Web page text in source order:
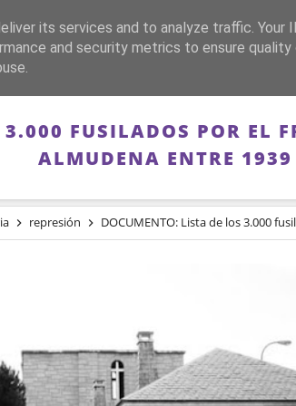
FRANQUISMO GUERRA DE
FUSILADOS POR EL
ALMUDENA ENTRE
represión DOCUMENTO: Lista de los 3.000 fusilados por el franquismo en el
its services and to analyze traffic. Your
and security metrics to ensure